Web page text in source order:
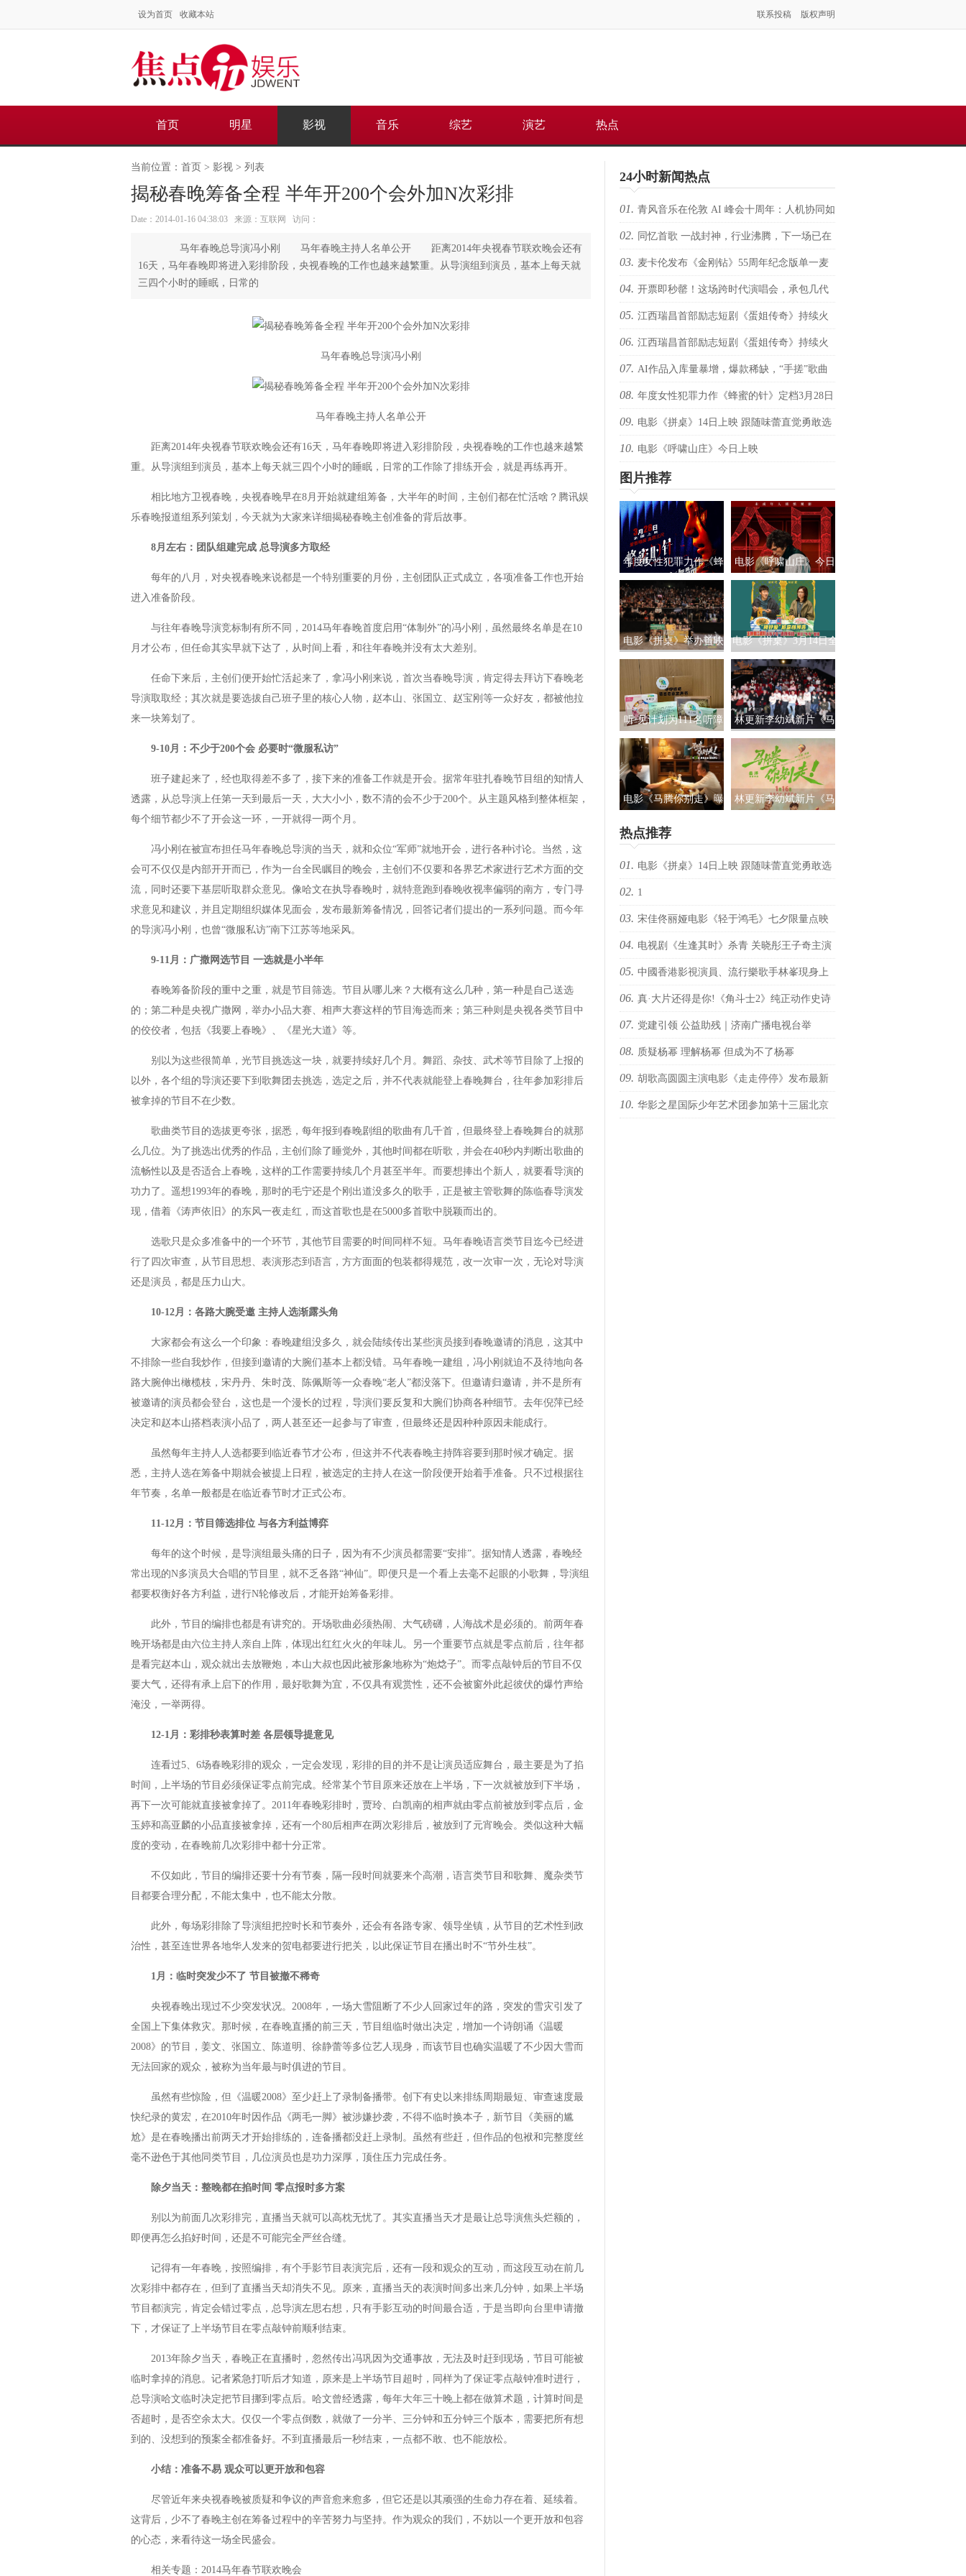
设为首页 收藏本站 联系投稿 版权声明
首页 明星 影视 音乐 综艺 演艺 热点
当前位置： 首页 > 影视 > 列表
揭秘春晚筹备全程 半年开200个会外加N次彩排
Date：2014-01-16 04:38:03 来源：互联网 访问：
马年春晚总导演冯小刚 马年春晚主持人名单公开 距离2014年央视春节联欢晚会还有
16天，马年春晚即将进入彩排阶段，央视春晚的工作也越来越繁重。从导演组到演员，基本上每天就
三四个小时的睡眠，日常的
马年春晚总导演冯小刚
马年春晚主持人名单公开
距离2014年央视春节联欢晚会还有16天，马年春晚即将进入彩排阶段，央视春晚的工作也越来越繁
重。从导演组到演员，基本上每天就三四个小时的睡眠，日常的工作除了排练开会，就是再练再开。
相比地方卫视春晚，央视春晚早在8月开始就建组筹备，大半年的时间，主创们都在忙活啥？腾讯娱
乐春晚报道组系列策划，今天就为大家来详细揭秘春晚主创准备的背后故事。
8月左右：团队组建完成 总导演多方取经
每年的八月，对央视春晚来说都是一个特别重要的月份，主创团队正式成立，各项准备工作也开始
进入准备阶段。
与往年春晚导演竞标制有所不同，2014马年春晚首度启用“体制外”的冯小刚，虽然最终名单是在10
月才公布，但任命其实早就下达了，从时间上看，和往年春晚并没有太大差别。
任命下来后，主创们便开始忙活起来了，拿冯小刚来说，首次当春晚导演，肯定得去拜访下春晚老
导演取取经；其次就是要选拔自己班子里的核心人物，赵本山、张国立、赵宝刚等一众好友，都被他拉
来一块筹划了。
9-10月：不少于200个会 必要时“微服私访”
班子建起来了，经也取得差不多了，接下来的准备工作就是开会。据常年驻扎春晚节目组的知情人
透露，从总导演上任第一天到最后一天，大大小小，数不清的会不少于200个。从主题风格到整体框架，
每个细节都少不了开会这一环，一开就得一两个月。
冯小刚在被宣布担任马年春晚总导演的当天，就和众位“军师”就地开会，进行各种讨论。当然，这
会可不仅仅是内部开开而已，作为一台全民瞩目的晚会，主创们不仅要和各界艺术家进行艺术方面的交
流，同时还要下基层听取群众意见。像哈文在执导春晚时，就特意跑到春晚收视率偏弱的南方，专门寻
求意见和建议，并且定期组织媒体见面会，发布最新筹备情况，回答记者们提出的一系列问题。而今年
的导演冯小刚，也曾“微服私访”南下江苏等地采风。
9-11月：广撒网选节目 一选就是小半年
春晚筹备阶段的重中之重，就是节目筛选。节目从哪儿来？大概有这么几种，第一种是自己送选
的；第二种是央视广撒网，举办小品大赛、相声大赛这样的节目海选而来；第三种则是央视各类节目中
的佼佼者，包括《我要上春晚》、《星光大道》等。
别以为这些很简单，光节目挑选这一块，就要持续好几个月。舞蹈、杂技、武术等节目除了上报的
以外，各个组的导演还要下到歌舞团去挑选，选定之后，并不代表就能登上春晚舞台，往年参加彩排后
被拿掉的节目不在少数。
歌曲类节目的选拔更夸张，据悉，每年报到春晚剧组的歌曲有几千首，但最终登上春晚舞台的就那
么几位。为了挑选出优秀的作品，主创们除了睡觉外，其他时间都在听歌，并会在40秒内判断出歌曲的
流畅性以及是否适合上春晚，这样的工作需要持续几个月甚至半年。而要想捧出个新人，就要看导演的
功力了。遥想1993年的春晚，那时的毛宁还是个刚出道没多久的歌手，正是被主管歌舞的陈临春导演发
现，借着《涛声依旧》的东风一夜走红，而这首歌也是在5000多首歌中脱颖而出的。
选歌只是众多准备中的一个环节，其他节目需要的时间同样不短。马年春晚语言类节目迄今已经进
行了四次审查，从节目思想、表演形态到语言，方方面面的包装都得规范，改一次审一次，无论对导演
还是演员，都是压力山大。
10-12月：各路大腕受邀 主持人选渐露头角
大家都会有这么一个印象：春晚建组没多久，就会陆续传出某些演员接到春晚邀请的消息，这其中
不排除一些自我炒作，但接到邀请的大腕们基本上都没错。马年春晚一建组，冯小刚就迫不及待地向各
路大腕伸出橄榄枝，宋丹丹、朱时茂、陈佩斯等一众春晚“老人”都没落下。但邀请归邀请，并不是所有
被邀请的演员都会登台，这也是一个漫长的过程，导演们要反复和大腕们协商各种细节。去年倪萍已经
决定和赵本山搭档表演小品了，两人甚至还一起参与了审查，但最终还是因种种原因未能成行。
虽然每年主持人人选都要到临近春节才公布，但这并不代表春晚主持阵容要到那时候才确定。据
悉，主持人选在筹备中期就会被提上日程，被选定的主持人在这一阶段便开始着手准备。只不过根据往
年节奏，名单一般都是在临近春节时才正式公布。
11-12月：节目筛选排位 与各方利益博弈
每年的这个时候，是导演组最头痛的日子，因为有不少演员都需要“安排”。据知情人透露，春晚经
常出现的N多演员大合唱的节目里，就不乏各路“神仙”。即便只是一个看上去毫不起眼的小歌舞，导演组
都要权衡好各方利益，进行N轮修改后，才能开始筹备彩排。
此外，节目的编排也都是有讲究的。开场歌曲必须热闹、大气磅礴，人海战术是必须的。前两年春
晚开场都是由六位主持人亲自上阵，体现出红红火火的年味儿。另一个重要节点就是零点前后，往年都
是看完赵本山，观众就出去放鞭炮，本山大叔也因此被形象地称为“炮焾子”。而零点敲钟后的节目不仅
要大气，还得有承上启下的作用，最好歌舞为宜，不仅具有观赏性，还不会被窗外此起彼伏的爆竹声给
淹没，一举两得。
12-1月：彩排秒表算时差 各层领导提意见
连看过5、6场春晚彩排的观众，一定会发现，彩排的目的并不是让演员适应舞台，最主要是为了掐
时间，上半场的节目必须保证零点前完成。经常某个节目原来还放在上半场，下一次就被放到下半场，
再下一次可能就直接被拿掉了。2011年春晚彩排时，贾玲、白凯南的相声就由零点前被放到零点后，金
玉婷和高亚麟的小品直接被拿掉，还有一个80后相声在两次彩排后，被放到了元宵晚会。类似这种大幅
度的变动，在春晚前几次彩排中都十分正常。
不仅如此，节目的编排还要十分有节奏，隔一段时间就要来个高潮，语言类节目和歌舞、魔杂类节
目都要合理分配，不能太集中，也不能太分散。
此外，每场彩排除了导演组把控时长和节奏外，还会有各路专家、领导坐镇，从节目的艺术性到政
治性，甚至连世界各地华人发来的贺电都要进行把关，以此保证节目在播出时不“节外生枝”。
1月：临时突发少不了 节目被撤不稀奇
央视春晚出现过不少突发状况。2008年，一场大雪阻断了不少人回家过年的路，突发的雪灾引发了
全国上下集体救灾。那时候，在春晚直播的前三天，节目组临时做出决定，增加一个诗朗诵《温暖
2008》的节目，姜文、张国立、陈道明、徐静蕾等多位艺人现身，而该节目也确实温暖了不少因大雪而
无法回家的观众，被称为当年最与时俱进的节目。
虽然有些惊险，但《温暖2008》至少赶上了录制备播带。创下有史以来排练周期最短、审查速度最
快纪录的黄宏，在2010年时因作品《两毛一脚》被涉嫌抄袭，不得不临时换本子，新节目《美丽的尴
尬》是在春晚播出前两天才开始排练的，连备播都没赶上录制。虽然有些赶，但作品的包袱和完整度丝
毫不逊色于其他同类节目，几位演员也是功力深厚，顶住压力完成任务。
除夕当天：整晚都在掐时间 零点报时多方案
别以为前面几次彩排完，直播当天就可以高枕无忧了。其实直播当天才是最让总导演焦头烂额的，
即便再怎么掐好时间，还是不可能完全严丝合缝。
记得有一年春晚，按照编排，有个手影节目表演完后，还有一段和观众的互动，而这段互动在前几
次彩排中都存在，但到了直播当天却消失不见。原来，直播当天的表演时间多出来几分钟，如果上半场
节目都演完，肯定会错过零点，总导演左思右想，只有手影互动的时间最合适，于是当即向台里申请撤
下，才保证了上半场节目在零点敲钟前顺利结束。
2013年除夕当天，春晚正在直播时，忽然传出冯巩因为交通事故，无法及时赶到现场，节目可能被
临时拿掉的消息。记者紧急打听后才知道，原来是上半场节目超时，同样为了保证零点敲钟准时进行，
总导演哈文临时决定把节目挪到零点后。哈文曾经透露，每年大年三十晚上都在做算术题，计算时间是
否超时，是否空余太大。仅仅一个零点倒数，就做了一分半、三分钟和五分钟三个版本，需要把所有想
到的、没想到的预案全都准备好。不到直播最后一秒结束，一点都不敢、也不能放松。
小结：准备不易 观众可以更开放和包容
尽管近年来央视春晚被质疑和争议的声音愈来愈多，但它还是以其顽强的生命力存在着、延续着。
这背后，少不了春晚主创在筹备过程中的辛苦努力与坚持。作为观众的我们，不妨以一个更开放和包容
的心态，来看待这一场全民盛会。
相关专题：2014马年春节联欢晚会
24小时新闻热点
01. 青风音乐在伦敦 AI 峰会十周年：人机协同如
何重塑虚拟音乐 IP 全球化路径？
02. 同忆首歌 一战封神，行业沸腾，下一场已在
路上
03. 麦卡伦发布《金刚钻》55周年纪念版单一麦
芽苏格兰威士忌 致敬007银幕传奇，续写匠心与
电影的交融
04. 开票即秒罄！这场跨时代演唱会，承包几代
人的回忆
05. 江西瑞昌首部励志短剧《蛋姐传奇》持续火
爆！双平台数据刷新纪录，见证本土力量
06. 江西瑞昌首部励志短剧《蛋姐传奇》持续火
爆！双平台数据刷新纪录，见证本土力量
07. AI作品入库量暴增，爆款稀缺，“手搓”歌曲
还有优势吗？青风音乐 SXSW 圆桌实录
08. 年度女性犯罪力作《蜂蜜的针》定档3月28日
绝版影后阵容癫
09. 电影《拼桌》14日上映 跟随味蕾直觉勇敢选
择心之所向
10. 电影《呼啸山庄》今日上映
图片推荐
年度女性犯罪力作《蜂
蜜的针》定档3月28日
绝版影后阵容癫
电影《呼啸山庄》今日
上映
电影《拼桌》举办首映
礼及路演 白色情人节相
约搭子稳稳幸福
电影《拼桌》3月14日全
国上映 饭张力拉满独属
于老吃家的烟火浪漫
听·见计划为111名听障
儿童送上新年声音礼
包：让每一次表达都有
回响
林更新李幼斌新片《马
腾你别走》首映礼 笑泪
齐飞获全龄段共鸣好评
电影《马腾你别走》曝
新李幼斌组团勇闯人
生“新地图”
林更新李幼斌新片《马
热点推荐
01. 电影《拼桌》14日上映 跟随味蕾直觉勇敢选
择心之所向
02. 1
03. 宋佳佟丽娅电影《轻于鸿毛》七夕限量点映
04. 电视剧《生逢其时》杀青 关晓彤王子奇主演
05. 中國香港影視演員、流行樂歌手林峯現身上
海ifc商場 點亮「繽紛歐普藝術樂園」開幕儀式
06. 真·大片还得是你!《角斗士2》纯正动作史诗
style席卷大银幕
07. 党建引领 公益助残｜济南广播电视台举
办“聚光”公益观影活动
08. 质疑杨幂 理解杨幂 但成为不了杨幂
09. 胡歌高圆圆主演电影《走走停停》发布最新
预告 狂野一家上演劲爆日常
10. 华影之星国际少年艺术团参加第十三届北京